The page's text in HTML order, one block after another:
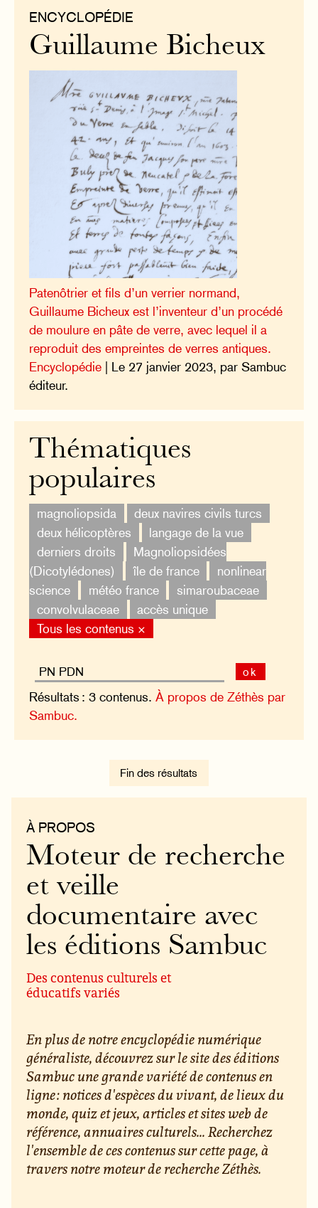
ENCYCLOPÉDIE
Guillaume Bicheux
Patenôtrier et fils d’un verrier normand,
Guillaume Bicheux est l’inventeur d’un procédé
de moulure en pâte de verre, avec lequel il a
reproduit des empreintes de verres antiques.
Encyclopédie | Le 27 janvier 2023, par Sambuc
éditeur.
Thématiques
populaires
magnoliopsida
deux navires civils turcs
deux hélicoptères
langage de la vue
derniers droits
Magnoliopsidées
(Dicotylédones)
île de france
nonlinear
science
météo france
simaroubaceae
convolvulaceae
accès unique
Tous les contenus ×
ok
Résultats : 3 contenus.À propos de Zéthès par
Sambuc.
Fin des résultats
À PROPOS
Moteur de recherche
et veille
documentaire avec
les éditions Sambuc
Des contenus culturels et
éducatifs variés
En plus de notre encyclopédie numérique
généraliste, découvrez sur le site des éditions
Sambuc une grande variété de contenus en
ligne : notices d'espèces du vivant, de lieux du
monde, quiz et jeux, articles et sites web de
référence, annuaires culturels... Recherchez
l'ensemble de ces contenus sur cette page, à
travers notre moteur de recherche Zéthès.